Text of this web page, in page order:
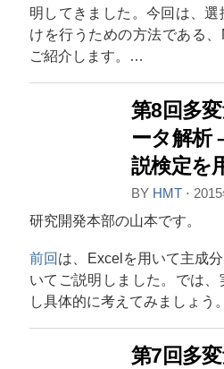
明してきました。今回は、
けを行うための方法である
ご紹介します。…
第8回多
ータ解析
説検定を
BY HMT ⋅
研究開発本部の山本です。
前回は、Excelを用いて主成
いてご説明しました。では
し具体的に考えてみましょう
第7回多